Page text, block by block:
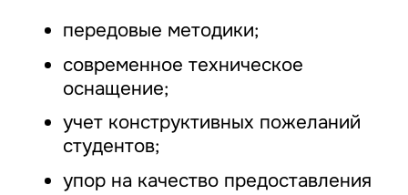
передовые методики;
современное техническое
оснащение;
учет конструктивных пожеланий
студентов;
упор на качество предоставления